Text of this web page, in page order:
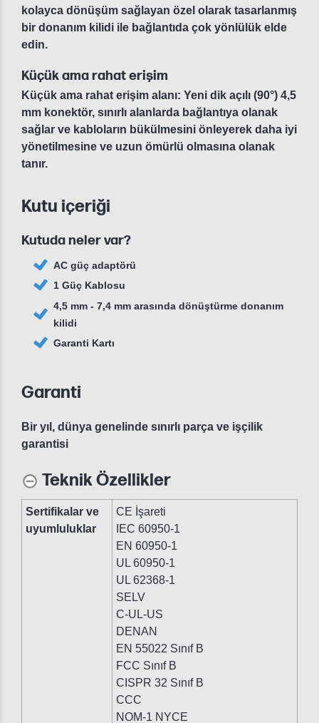
kolayca dönüşüm sağlayan özel olarak tasarlanmış
bir donanım kilidi ile bağlantıda çok yönlülük elde
edin.
Küçük ama rahat erişim
Küçük ama rahat erişim alanı: Yeni dik açılı (90°) 4,5
mm konektör, sınırlı alanlarda bağlantıya olanak
sağlar ve kabloların bükülmesini önleyerek daha iyi
yönetilmesine ve uzun ömürlü olmasına olanak
tanır.
Kutu içeriği
Kutuda neler var?
AC güç adaptörü
1 Güç Kablosu
4,5 mm - 7,4 mm arasında dönüştürme donanım
kilidi
Garanti Kartı
Garanti
Bir yıl, dünya genelinde sınırlı parça ve işçilik
garantisi
Teknik Özellikler
Sertifikalar ve
uyumluluklar
CE İşareti
IEC 60950-1
EN 60950-1
UL 60950-1
UL 62368-1
SELV
C-UL-US
DENAN
EN 55022 Sınıf B
FCC Sınıf B
CISPR 32 Sınıf B
CCC
NOM-1 NYCE